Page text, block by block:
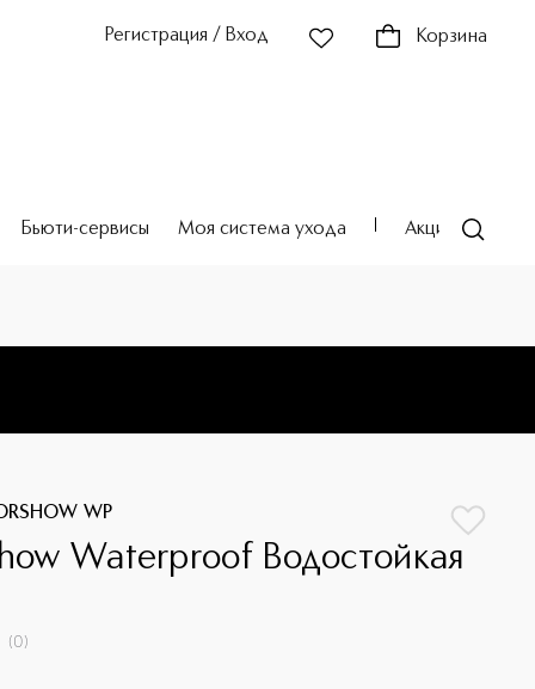
Регистрация / Вход Корзина
Бьюти-сервисы Моя система ухода Акции
WP
Waterproof Водостойкая
(0)